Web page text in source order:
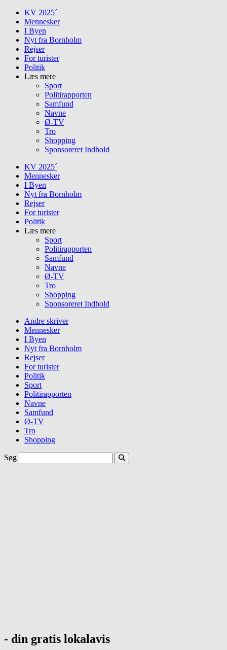
Skip
content
KV 2025´
Mennesker
I Byen
Nyt fra Bornholm
Rejser
For turister
Politik
Læs mere
Sport
Politirapporten
Samfund
Navne
Ø-TV
Tro
Shopping
Sponsoreret Indhold
KV 2025´
Mennesker
I Byen
Nyt fra Bornholm
Rejser
For turister
Politik
Læs mere
Sport
Politirapporten
Samfund
Navne
Ø-TV
Tro
Shopping
Sponsoreret Indhold
Andre skriver
Mennesker
I Byen
Nyt fra Bornholm
Rejser
For turister
Politik
Sport
Politirapporten
Navne
Samfund
Ø-TV
Tro
Shopping
Søg
- din gratis lokalavis